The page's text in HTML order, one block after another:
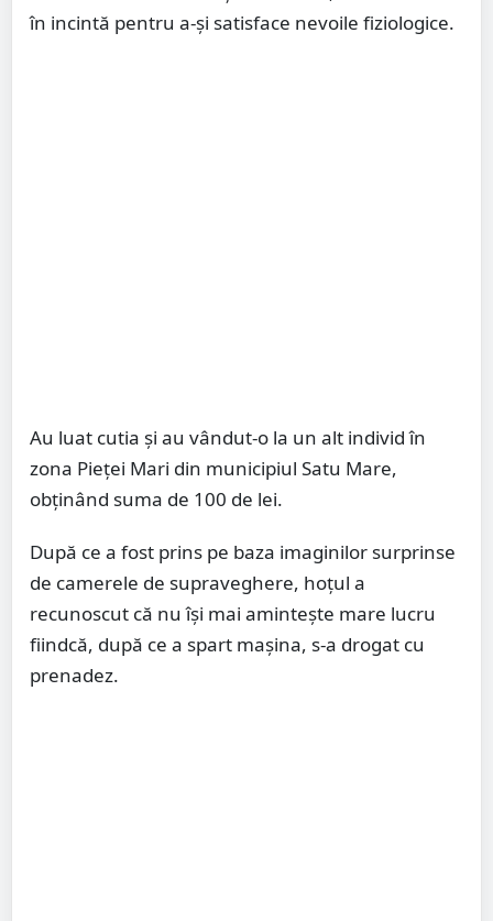
în incintă pentru a-și satisface nevoile fiziologice.
Au luat cutia și au vândut-o la un alt individ în
zona Pieței Mari din municipiul Satu Mare,
obținând suma de 100 de lei.
După ce a fost prins pe baza imaginilor surprinse
de camerele de supraveghere, hoțul a
recunoscut că nu își mai amintește mare lucru
fiindcă, după ce a spart mașina, s-a drogat cu
prenadez.